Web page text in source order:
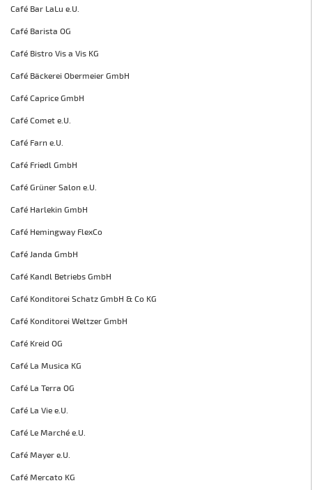
Café Bar LaLu e.U.
Café Barista OG
Café Bistro Vis a Vis KG
Café Bäckerei Obermeier GmbH
Café Caprice GmbH
Café Comet e.U.
Café Farn e.U.
Café Friedl GmbH
Café Grüner Salon e.U.
Café Harlekin GmbH
Café Hemingway FlexCo
Café Janda GmbH
Café Kandl Betriebs GmbH
Café Konditorei Schatz GmbH & Co KG
Café Konditorei Weltzer GmbH
Café Kreid OG
Café La Musica KG
Café La Terra OG
Café La Vie e.U.
Café Le Marché e.U.
Café Mayer e.U.
Café Mercato KG